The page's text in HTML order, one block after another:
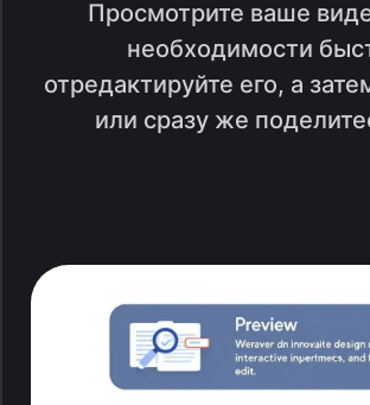
Просмотрите ваше
необходимости
отредактируйте его, а
или сразу же